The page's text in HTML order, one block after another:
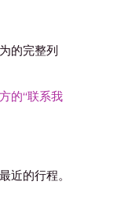
的完整列
的“联系我
近的行程。